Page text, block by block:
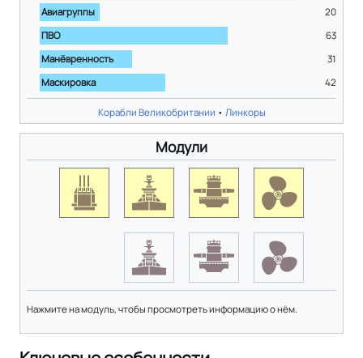
Авиагруппы
20
ПВО
63
Манёвренность
31
Маскировка
42
Корабли Великобритании • Линкоры
Модули
Нажмите на модуль, чтобы просмотреть информацию о нём.